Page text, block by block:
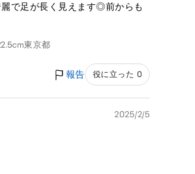
で足が長く見えます◎前からも
東京都
報告 役に立った 0
2025/2/5